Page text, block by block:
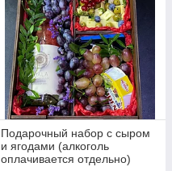
Подарочный набор с сыром
и ягодами (алкоголь
оплачивается отдельно)